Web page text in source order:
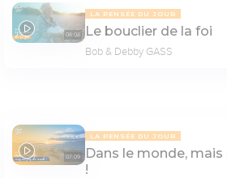
08:08
LA PENSÉE DU JOUR
Le bouclier de la foi
Bob & Debby GASS
07:09
LA PENSÉE DU JOUR
Dans le monde,
!